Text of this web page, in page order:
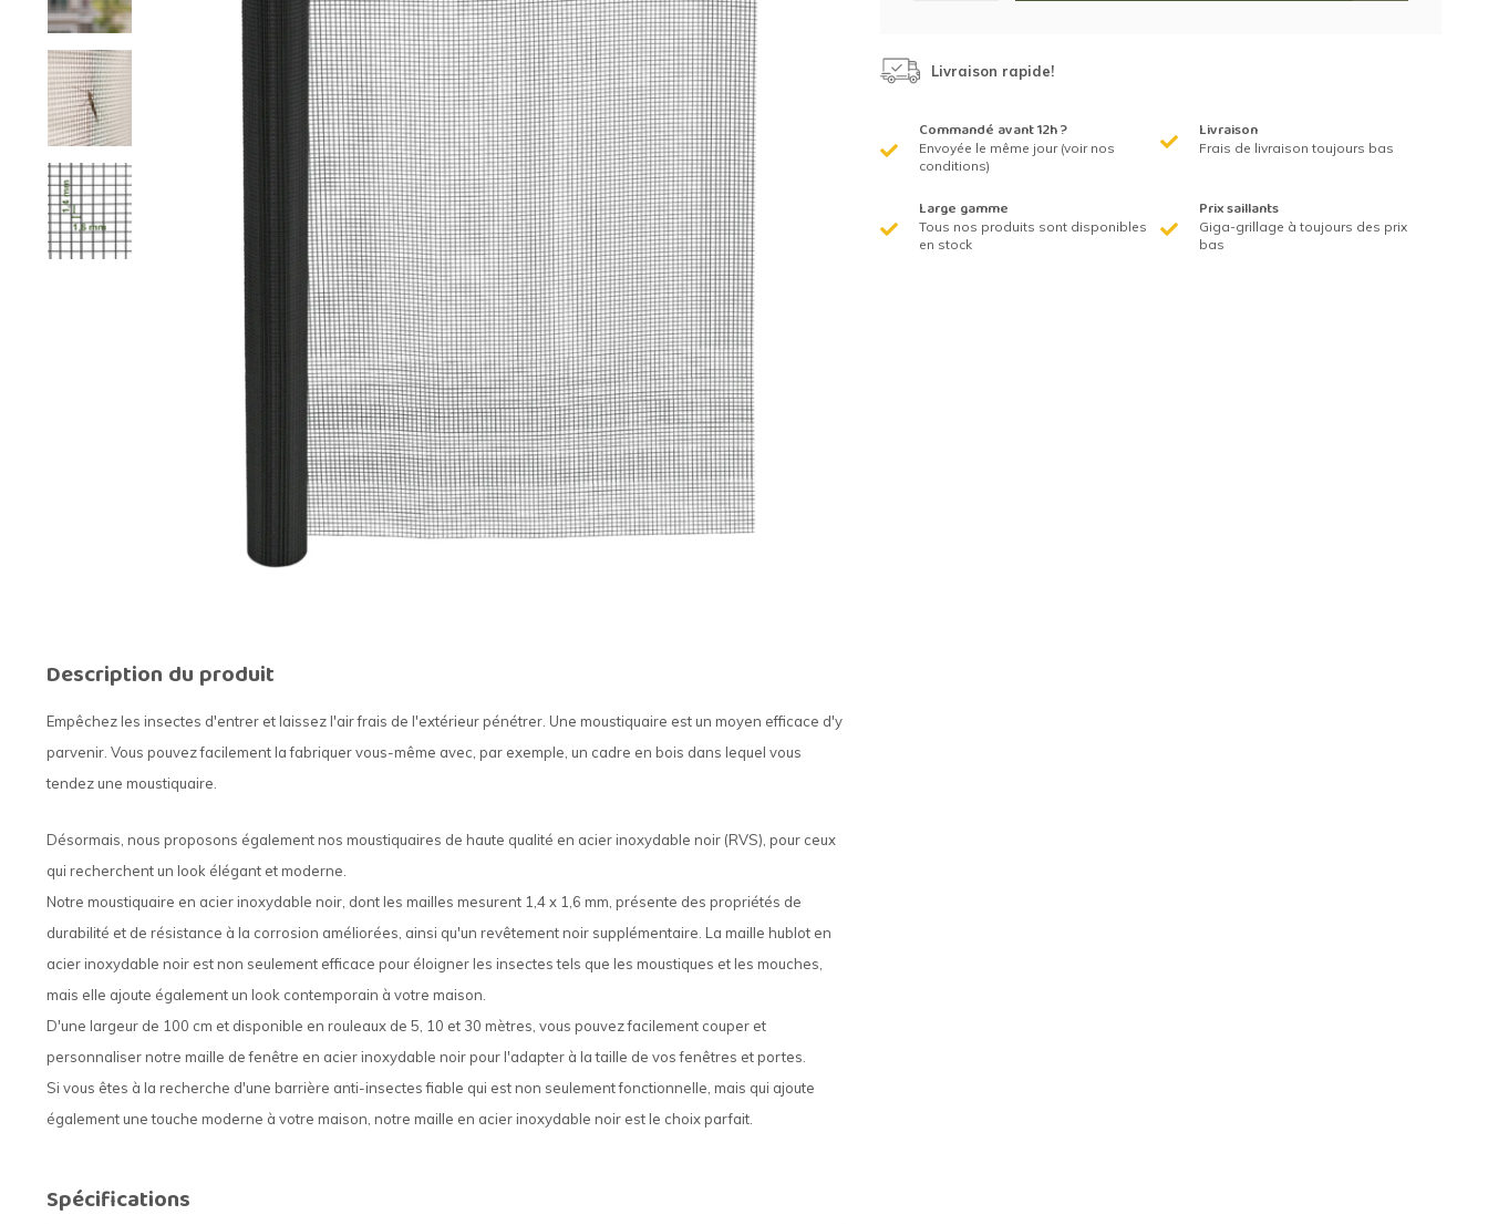
Bordure grillage
Fil de serrage
Grillage à chevaux
Grillage de rats
Grillage de blaireaux
Tapis en roseaux
Clôture électriques
Fil de barbelé
Filets de protection jardin
Livraison rapide!
Commandé avant 12h ?
Envoyée le même jour (voir nos
conditions)
Livraison
Frais de livraison toujours bas
Large gamme
Tous nos produits sont disponibles
en stock
Prix saillants
Giga-grillage à toujours des prix
bas
Description du produit
Empêchez les insectes d'entrer et laissez l'air frais de l'extérieur pénétrer. Une moustiquaire est un moyen efficace d'y
parvenir. Vous pouvez facilement la fabriquer vous-même avec, par exemple, un cadre en bois dans lequel vous
tendez une moustiquaire.
Désormais, nous proposons également nos moustiquaires de haute qualité en acier inoxydable noir (RVS), pour ceux
qui recherchent un look élégant et moderne.
Notre moustiquaire en acier inoxydable noir, dont les mailles mesurent 1,4 x 1,6 mm, présente des propriétés de
durabilité et de résistance à la corrosion améliorées, ainsi qu'un revêtement noir supplémentaire. La maille hublot en
acier inoxydable noir est non seulement efficace pour éloigner les insectes tels que les moustiques et les mouches,
mais elle ajoute également un look contemporain à votre maison.
D'une largeur de 100 cm et disponible en rouleaux de 5, 10 et 30 mètres, vous pouvez facilement couper et
personnaliser notre maille de fenêtre en acier inoxydable noir pour l'adapter à la taille de vos fenêtres et portes.
Si vous êtes à la recherche d'une barrière anti-insectes fiable qui est non seulement fonctionnelle, mais qui ajoute
également une touche moderne à votre maison, notre maille en acier inoxydable noir est le choix parfait.
Spécifications